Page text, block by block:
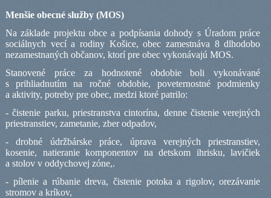
Menšie obecné služby (MOS)
Na základe projektu obce a podpísania dohody s Úradom práce
sociálnych vecí a rodiny Košice, obec zamestnáva 8 dlhodobo
nezamestnaných občanov, ktorí pre obec vykonávajú MOS.
Stanovené práce za hodnotené obdobie boli vykonávané
s prihliadnutím na ročné obdobie, poveternostné podmienky
a aktivity, potreby pre obec, medzi ktoré patrilo:
- čistenie parku, priestranstva cintorína, denne čistenie verejných
priestranstiev, zametanie, zber odpadov,
- drobné údržbárske práce, úprava verejných priestranstiev,
kosenie, natieranie komponentov na detskom ihrisku, lavičiek
a stolov v oddychovej zóne,.
- pílenie a rúbanie dreva, čistenie potoka a rigolov, orezávanie
stromov a kríkov,